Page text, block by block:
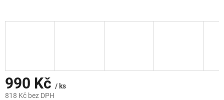
990 Kč / ks
818 Kč bez DPH